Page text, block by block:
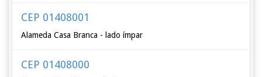
CEP 01408001
Alameda Casa Branca - lado ímpar
CEP 01408000